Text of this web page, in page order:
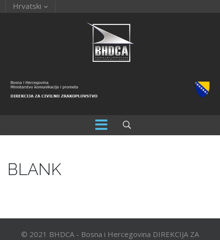
Hrvatski
BLANK
© 2021 BHDCA - Bosna i Hercegovina DIREKCIJA ZA